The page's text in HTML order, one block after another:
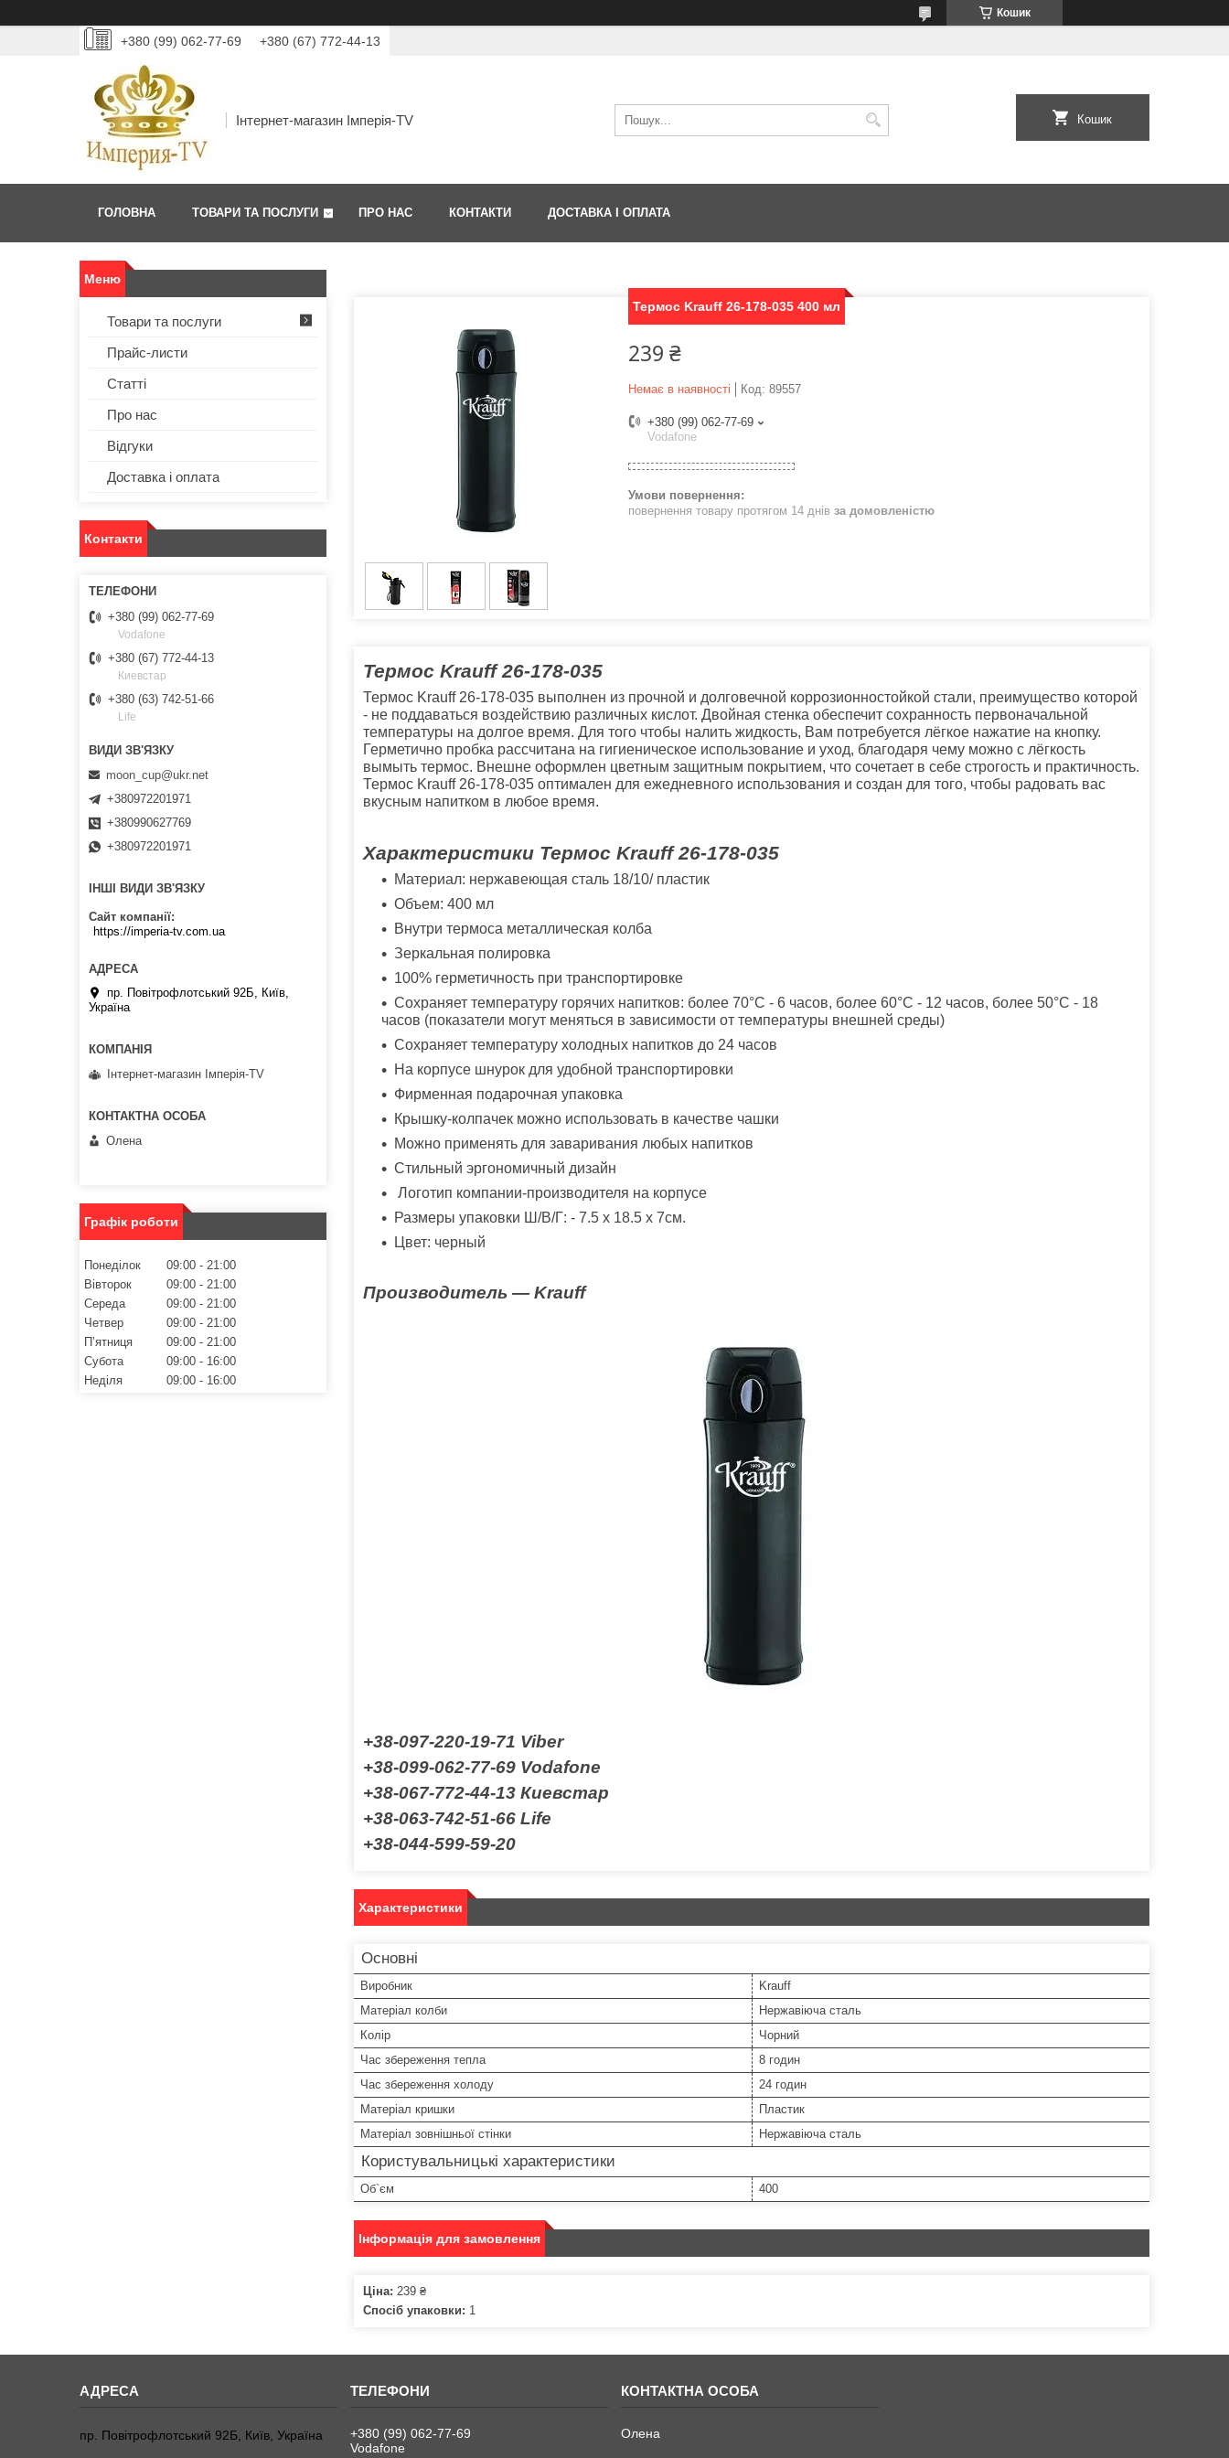
Кошик
+380 (99) 062-77-69 +380 (67) 772-44-13
Інтернет-магазин Імперія-TV Кошик
ГОЛОВНА ТОВАРИ ТА ПОСЛУГИ ПРО НАС КОНТАКТИ ДОСТАВКА І ОПЛАТА
Термос Krauff 26-178-035 400 мл
239 ₴
Немає в наявності Код: 89557
+380 (99) 062-77-69
Vodafone
повернення товару протягом 14 днів за домовленістю
Термос Krauff 26-178-035
Термос Krauff 26-178-035 выполнен из прочной и долговечной коррозионностойкой стали, преимущество которой
- не поддаваться воздействию различных кислот. Двойная стенка обеспечит сохранность первоначальной
температуры на долгое время. Для того чтобы налить жидкость, Вам потребуется лёгкое нажатие на кнопку.
Герметично пробка рассчитана на гигиеническое использование и уход, благодаря чему можно с лёгкость
вымыть термос. Внешне оформлен цветным защитным покрытием, что сочетает в себе строгость и практичность.
Термос Krauff 26-178-035 оптимален для ежедневного использования и создан для того, чтобы радовать вас
вкусным напитком в любое время.
Характеристики Термос Krauff 26-178-035
Материал: нержавеющая сталь 18/10/ пластик
Объем: 400 мл
Внутри термоса металлическая колба
Зеркальная полировка
100% герметичность при транспортировке
Сохраняет температуру горячих напитков: более 70°C - 6 часов, более 60°C - 12 часов, более 50°C - 18
часов (показатели могут меняться в зависимости от температуры внешней среды)
Сохраняет температуру холодных напитков до 24 часов
На корпусе шнурок для удобной транспортировки
Фирменная подарочная упаковка
Крышку-колпачек можно использовать в качестве чашки
Можно применять для заваривания любых напитков
Стильный эргономичный дизайн
Логотип компании-производителя на корпусе
Размеры упаковки Ш/В/Г: - 7.5 х 18.5 х 7см.
Цвет: черный
Производитель ― Krauff
+38-097-220-19-71 Viber
+38-099-062-77-69 Vodafone
+38-067-772-44-13 Киевстар
+38-063-742-51-66 Life
+38-044-599-59-20
Характеристики
Основні
Виробник
Krauff
Матеріал колби
Нержавіюча сталь
Колір
Чорний
Час збереження тепла
8 годин
Час збереження холоду
24 годин
Матеріал кришки
Пластик
Матеріал зовнішньої стінки
Нержавіюча сталь
Користувальницькі характеристики
Об`єм 400
Інформація для замовлення
Ціна: 239 ₴
Спосіб упаковки: 1
Товари та послуги
Прайс-листи
Статті
Про нас
Відгуки
Доставка і оплата
Контакти
+380 (99) 062-77-69
Vodafone
+380 (67) 772-44-13
Киевстар
+380 (63) 742-51-66
Life
moon_cup@ukr.net
+380972201971
+380990627769
+380972201971
ІНШІ ВИДИ ЗВ'ЯЗКУ
Сайт компанії
https://imperia-tv.com.ua
пр. Повітрофлотський 92Б, Київ,
Україна
Інтернет-магазин Імперія-TV
Олена
Графік роботи
Понеділок 09:00
21:00
Вівторок
09:00
21:00
Середа
09:00
21:00
Четвер
09:00
21:00
Пʼятниця
09:00
21:00
Субота
09:00
16:00
Неділя
09:00 16:00
пр. Повітрофлотський 92Б, Київ, Україна
+380 (99) 062-77-69
Vodafone
Олена